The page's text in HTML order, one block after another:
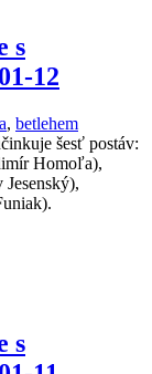
s
12
, betlehem
šesť postáv:
Homoľa),
s